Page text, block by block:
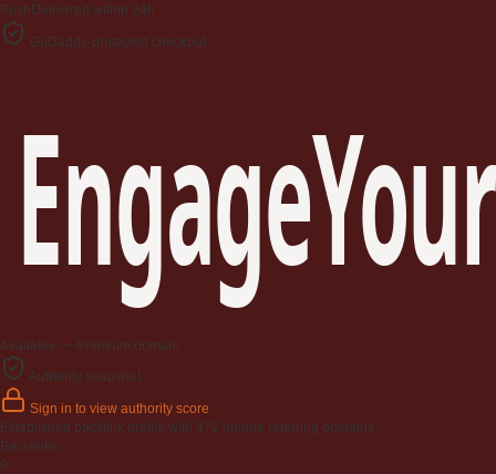
PushDelivered within 24h
GoDaddy-protected checkout
Available — Premium domain
Authority snapshot
Sign in to view authority score
Established backlink profile with 472 unique referring domains.
Backlinks
0